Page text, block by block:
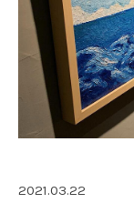
2021.03.22